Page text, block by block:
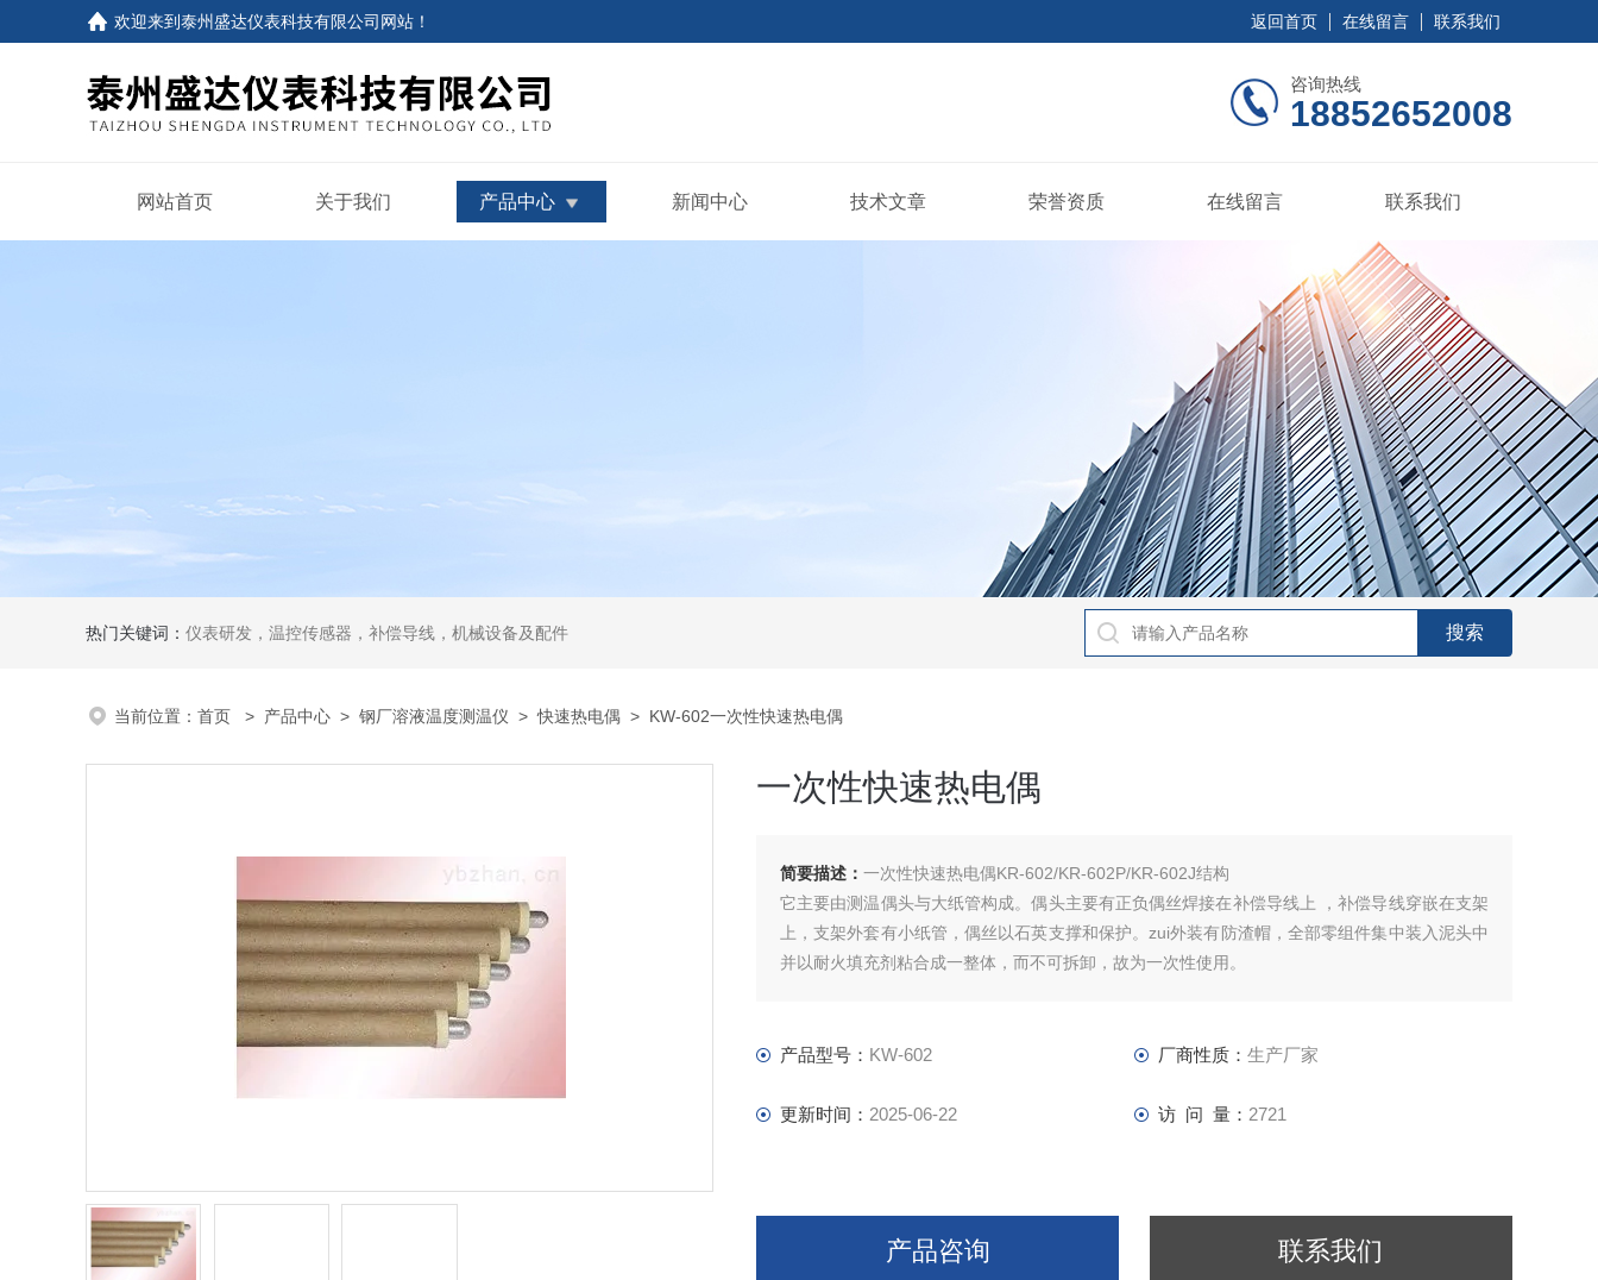
欢迎来到泰州盛达仪表科技有限公司网站 ！ 返回首页 在线留言 联系我们
咨询热线
18852652008
网站首页 关于我们 产品中心 新闻中心 技术文章 荣誉资质 在线留言 联系我们
热门关键词： 仪表研发，温控传感器，补偿导线，机械设备及配件
当前位置： 首页 > 产品中心 > 钢厂溶液温度测温仪 >快速热电偶 > KW-602一次性快速热电偶
一次性快速热电偶
简要描述： 一次性快速热电偶KR-602/KR-602P/KR-602J结构
它主要由测温偶头与大纸管构成。偶头主要有正负偶丝焊接在补偿导线上 ，补偿导线穿嵌在支架
上，支架外套有小纸管，偶丝以石英支撑和保护。zui外装有防渣帽，全部零组件集中装入泥头中
并以耐火填充剂粘合成一整体，而不可拆卸，故为一次性使用。
产品型号： KW-602 厂商性质： 生产厂家
更新时间： 2025-06-22 访 问 量： 2721
产品咨询 联系我们